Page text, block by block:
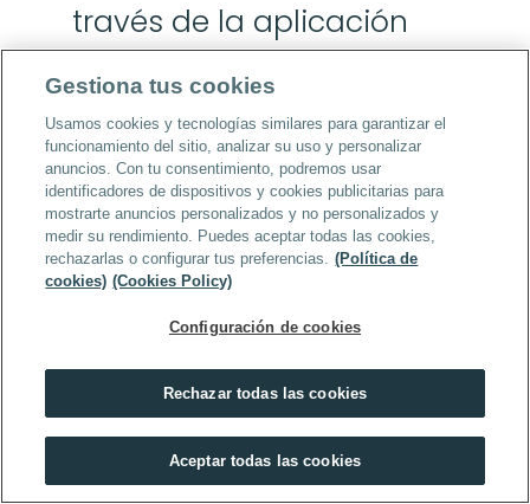
través de la aplicación
telemática disponible en
la web de Fundae la
finalización de las
acciones formativas.
8.6 La facturación para aplicar las
bonificaciones de forma correcta han de
realizarse por año natural. Por lo tanto,
una factura final regulando el precio
correspondiente de todos los Programas
cursados por los empleados de la
Sociedad en cuestión. Para poder aplicar
la bonificación las facturas han de estar
Gestiona tus cookies
Usamos cookies y tecnologías similares para garantizar el
funcionamiento del sitio, analizar su uso y personalizar
anuncios. Con tu consentimiento, podremos usar
identificadores de dispositivos y cookies publicitarias para
mostrarte anuncios personalizados y no personalizados y
medir su rendimiento. Puedes aceptar todas las cookies,
rechazarlas o configurar tus preferencias. (Política de
cookies) (Cookies Policy)
Configuración de cookies
Rechazar todas las cookies
Aceptar todas las cookies